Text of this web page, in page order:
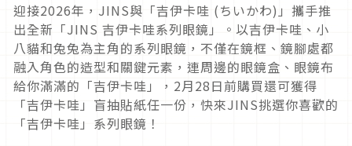
迎接2026年，JINS與「吉伊卡哇 (ちいかわ)」攜手推
出全新「JINS 吉伊卡哇系列眼鏡」。以吉伊卡哇、小
八貓和兔兔為主角的系列眼鏡，不僅在鏡框、鏡腳處都
融入角色的造型和關鍵元素，連周邊的眼鏡盒、眼鏡布
給你滿滿的「吉伊卡哇」，2月28日前購買還可獲得
「吉伊卡哇」盲抽貼紙任一份，快來JINS挑選你喜歡的
「吉伊卡哇」系列眼鏡！